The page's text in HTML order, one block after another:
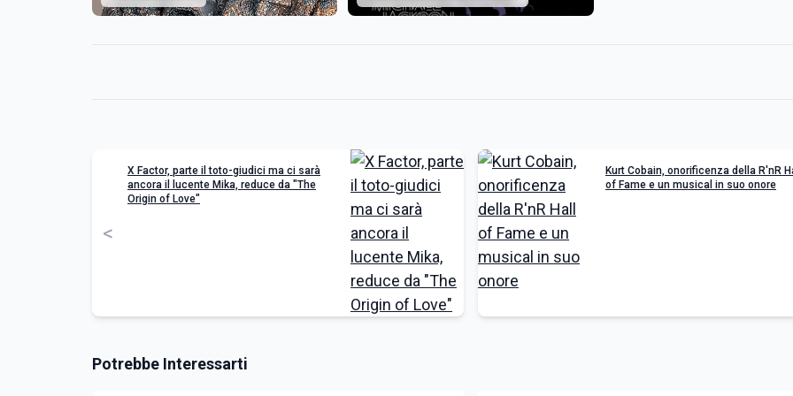
<
X Factor, parte il toto-giudici ma ci sarà
ancora il lucente Mika, reduce da "The
Origin of Love"
Kurt Cobain, onorificenza della R'nR
of Fame e un musical in suo onore
Potrebbe Interessarti